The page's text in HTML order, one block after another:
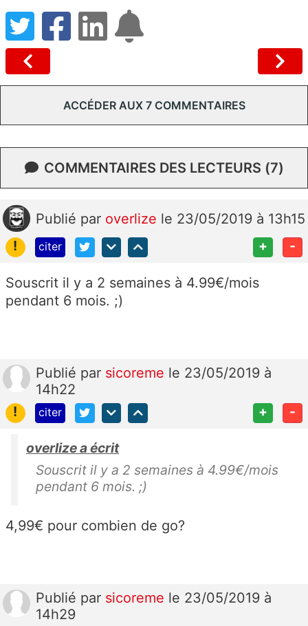
ACCÉDER AUX 7 COMMENTAIRES
COMMENTAIRES DES LECTEURS (7)
Publié par overlize le 23/05/2019 à 13h15
!
citer + -
Souscrit il y a 2 semaines à 4.99€/mois
pendant 6 mois. ;)
Publié par sicoreme le 23/05/2019 à
14h22
!
citer + -
overlize a écrit
Souscrit il y a 2 semaines à 4.99€/mois
pendant 6 mois. ;)
4,99€ pour combien de go?
Publié par sicoreme le 23/05/2019 à
14h29